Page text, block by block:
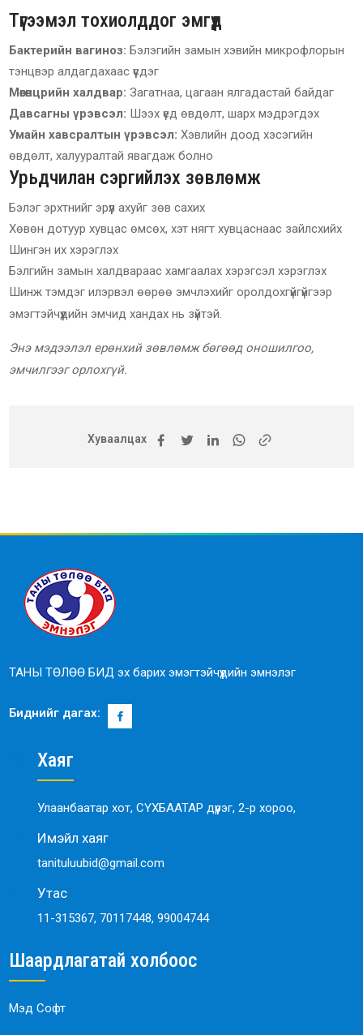
Түгээмэл тохиолддог эмгүүд
Бактерийн вагиноз: Бэлэгийн замын хэвийн микрофлорын
тэнцвэр алдагдахаас үүсдэг
Мөөгөнцрийн халдвар: Загатнаа, цагаан ялгадастай байдаг
Давсагны үрэвсэл: Шээх үед өвдөлт, шарх мэдрэгдэх
Умайн хавсралтын үрэвсэл: Хэвлийн доод хэсэгийн
өвдөлт, халууралтай явагдаж болно
Урьдчилан сэргийлэх зөвлөмж
Бэлэг эрхтнийг эрүүл ахуйг зөв сахих
Хөвөн дотуур хувцас өмсөх, хэт нягт хувцаснаас зайлсхийх
Шингэн их хэрэглэх
Бэлгийн замын халдвараас хамгаалах хэрэгсэл хэрэглэх
Шинж тэмдэг илэрвэл өөрөө эмчлэхийг оролдохгүйгүйгээр
эмэгтэйчүүдийн эмчид хандах нь зүйтэй.
Энэ мэдээлэл ерөнхий зөвлөмж бөгөөд оношилгоо,
эмчилгээг орлохгүй.
Хуваалцах
ТАНЫ ТӨЛӨӨ БИД эх барих эмэгтэйчүүдийн эмнэлэг
Биднийг дагах:
Хаяг
Улаанбаатар хот, СҮХБААТАР дүүрэг, 2-р хороо,
Имэйл хаяг
tanituluubid@gmail.com
Утас
11-315367, 70117448, 99004744
Шаардлагатай холбоос
Мэд Софт